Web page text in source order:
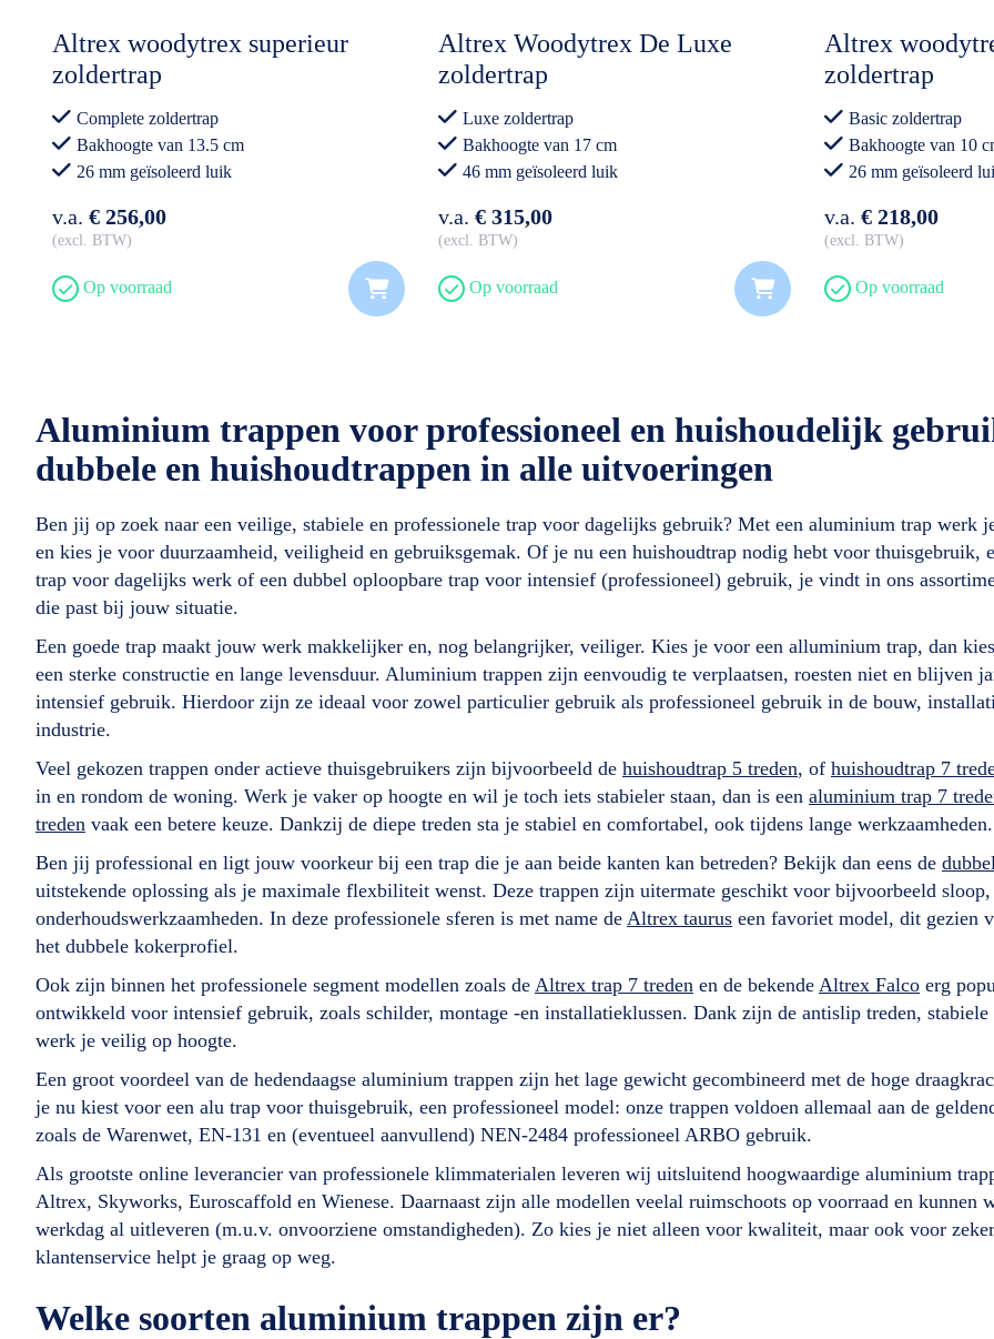
Altrex woodytrex superieur
zoldertrap
Complete zoldertrap
Bakhoogte van 13.5 cm
26 mm geïsoleerd luik
v.a. € 256,00
excl. BTW
Op voorraad
Altrex Woodytrex De Luxe
zoldertrap
Luxe zoldertrap
Bakhoogte van 17 cm
46 mm geïsoleerd luik
v.a. € 315,00
excl. BTW
Op voorraad
Altrex
zoldertrap
Basic zoldertrap
Bakhoogte van 10
26 mm geïsoleerd
v.a. € 218,00
excl. BTW
Op voorraad
Aluminium trappen voor professioneel en huishoudelijk
dubbele en huishoudtrappen in alle uitvoeringen
Ben jij op zoek naar een veilige, stabiele en professionele trap voor dagelijks gebruik? Met een aluminium trap werk
en kies je voor duurzaamheid, veiligheid en gebruiksgemak. Of je nu een huishoudtrap nodig hebt voor thuisgebruik,
trap voor dagelijks werk of een dubbel oploopbare trap voor intensief (professioneel) gebruik, je vindt in ons
die past bij jouw situatie.
Een goede trap maakt jouw werk makkelijker en, nog belangrijker, veiliger. Kies je voor een alluminium trap, dan
een sterke constructie en lange levensduur. Aluminium trappen zijn eenvoudig te verplaatsen, roesten niet en blijven
intensief gebruik. Hierdoor zijn ze ideaal voor zowel particulier gebruik als professioneel gebruik in de bouw,
industrie.
Veel gekozen trappen onder actieve thuisgebruikers zijn bijvoorbeeld de huishoudtrap 5 treden, of huishoudtrap 7
in en rondom de woning. Werk je vaker op hoogte en wil je toch iets stabieler staan, dan is een aluminium trap 7
treden vaak een betere keuze. Dankzij de diepe treden sta je stabiel en comfortabel, ook tijdens lange
Ben jij professional en ligt jouw voorkeur bij een trap die je aan beide kanten kan betreden? Bekijk dan eens de
uitstekende oplossing als je maximale flexbiliteit wenst. Deze trappen zijn uitermate geschikt voor bijvoorbeeld
onderhoudswerkzaamheden. In deze professionele sferen is met name de Altrex taurus een favoriet model, dit gezien
het dubbele kokerprofiel.
Ook zijn binnen het professionele segment modellen zoals de Altrex trap 7 treden en de bekende Altrex Falco erg
ontwikkeld voor intensief gebruik, zoals schilder, montage -en installatieklussen. Dank zijn de antislip treden, stabiele
werk je veilig op hoogte.
Een groot voordeel van de hedendaagse aluminium trappen zijn het lage gewicht gecombineerd met de hoge
je nu kiest voor een alu trap voor thuisgebruik, een professioneel model: onze trappen voldoen allemaal aan de
zoals de Warenwet, EN-131 en (eventueel aanvullend) NEN-2484 professioneel ARBO gebruik.
Als grootste online leverancier van professionele klimmaterialen leveren wij uitsluitend hoogwaardige aluminium
Altrex, Skyworks, Euroscaffold en Wienese. Daarnaast zijn alle modellen veelal ruimschoots op voorraad en kunnen
werkdag al uitleveren (m.u.v. onvoorziene omstandigheden). Zo kies je niet alleen voor kwaliteit, maar ook voor
klantenservice helpt je graag op weg.
Welke soorten aluminium trappen zijn er?